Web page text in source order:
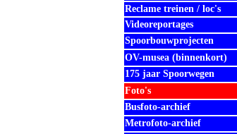
Reclame treinen / loc's
Videoreportages
Spoorbouwprojecten
OV-musea (binnenkort)
175 jaar Spoorwegen
Foto's
Busfoto-archief
Metrofoto-archief